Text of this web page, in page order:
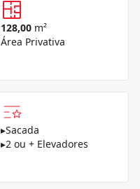
128,00 m²
Área Privativa
▸Sacada
▸2 ou + Elevadores